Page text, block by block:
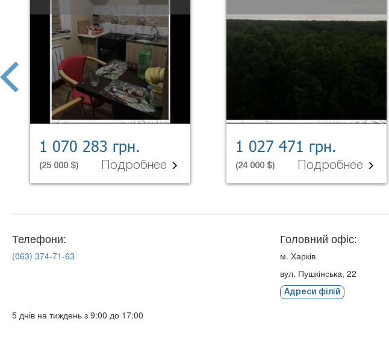
1 070 283 грн.
(25 000 $) Подробнее
1 027 471 грн.
(24 000 $) Подробнее
prev
Телефони:
(063) 374-71-63
Головний офіс:
м. Харків
вул. Пушкінська, 22
Адреси філій
5 днів на тиждень з 9:00 до 17:00